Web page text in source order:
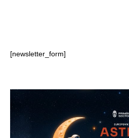
[newsletter_form]